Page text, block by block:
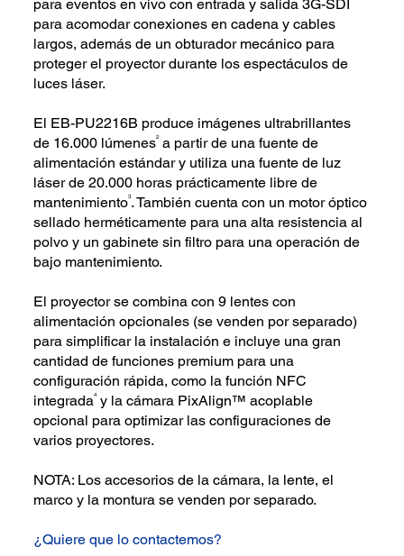
para eventos en vivo con entrada y salida 3G-SDI
para acomodar conexiones en cadena y cables
largos, además de un obturador mecánico para
proteger el proyector durante los espectáculos de
luces láser.
El EB-PU2216B produce imágenes ultrabrillantes
de 16.000 lúmenes2 a partir de una fuente de
alimentación estándar y utiliza una fuente de luz
láser de 20.000 horas prácticamente libre de
mantenimiento3. También cuenta con un motor óptico
sellado herméticamente para una alta resistencia al
polvo y un gabinete sin filtro para una operación de
bajo mantenimiento.
El proyector se combina con 9 lentes con
alimentación opcionales (se venden por separado)
para simplificar la instalación e incluye una gran
cantidad de funciones premium para una
configuración rápida, como la función NFC
integrada4 y la cámara PixAlign™ acoplable
opcional para optimizar las configuraciones de
varios proyectores.
NOTA: Los accesorios de la cámara, la lente, el
marco y la montura se venden por separado.
¿Quiere que lo contactemos?